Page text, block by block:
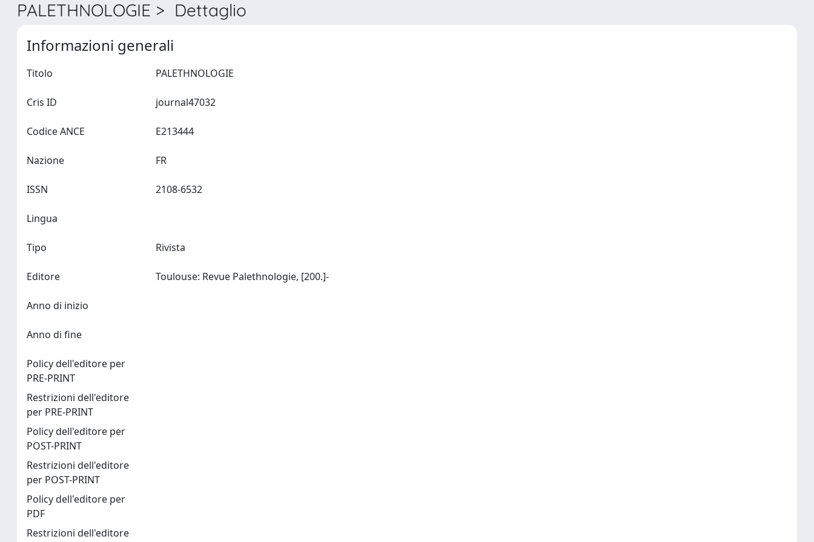
PALETHNOLOGIE > Dettaglio
Informazioni generali
Titolo
Cris ID
Codice ANCE
Nazione
ISSN
Lingua
Tipo Rivista
Editore
Anno di inizio
Anno di fine
Policy dell'editore per
PRE-PRINT
Restrizioni dell'editore
per PRE-PRINT
Policy dell'editore per
POST-PRINT
Restrizioni dell'editore
per POST-PRINT
Policy dell'editore per
PDF
Restrizioni dell'editore